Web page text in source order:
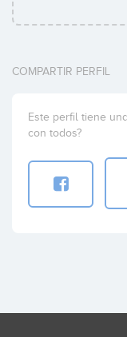
COMPARTIR PERFIL
Este perfil tiene
con todos?